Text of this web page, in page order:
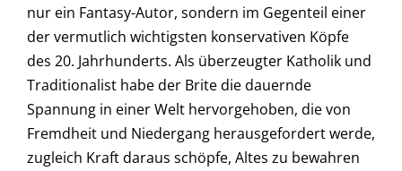
nur ein Fantasy-Autor, sondern im Gegenteil einer
der vermutlich wichtigsten konservativen Köpfe
des 20. Jahrhunderts. Als überzeugter Katholik und
Traditionalist habe der Brite die dauernde
Spannung in einer Welt hervorgehoben, die von
Fremdheit und Niedergang herausgefordert werde,
zugleich Kraft daraus schöpfe, Altes zu bewahren